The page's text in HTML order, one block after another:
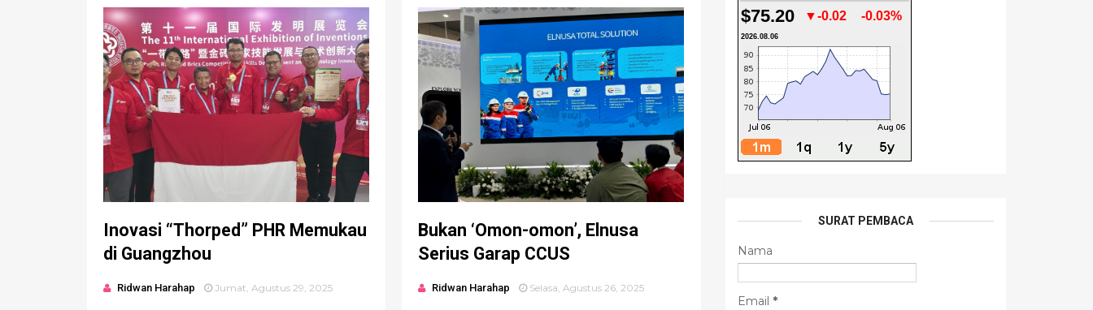
Inovasi “Thorped” PHR Memukau
di Guangzhou
Ridwan Harahap Jumat, Agustus 29, 2025
Bukan ‘Omon-omon’, Elnusa
Serius Garap CCUS
Ridwan Harahap Selasa, Agustus 26, 2025
$75.20 ▼-0.02 -0.03%
2026.08.06
SURAT PEMBACA
Nama
Email *